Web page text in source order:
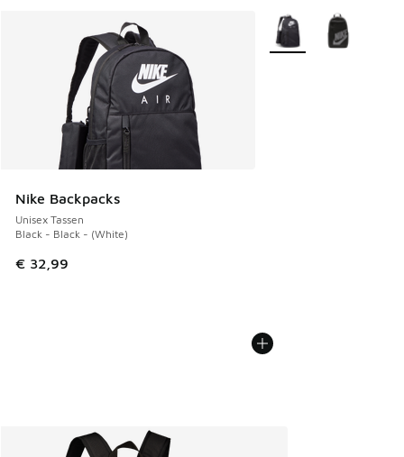
Nike Backpacks
Unisex Tassen
Black - Black - (White)
€ 32,99
Meer kleuren